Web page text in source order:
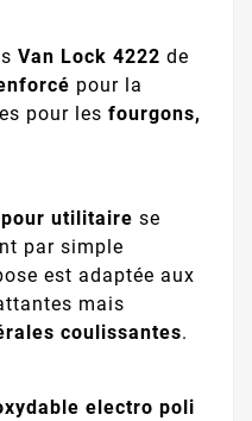
Van Lock 4222 de
pour la
pour les fourgons,
utilitaire se
par simple
est adaptée aux
mais
coulissantes.
electro poli